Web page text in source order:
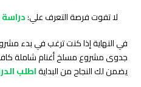
لا تفوت فرصة التعرف علي:
في النهاية إذا كنت ترغب في بدء
جدوى مشروع مسلخ أغنام شاملة كافة
يضمن لك النجاح من البدايةاطلب